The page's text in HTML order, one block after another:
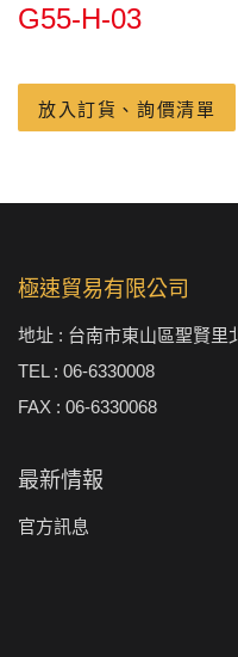
G55-H-03
放入訂貨、詢價清單
極速貿易有限公司
地址 : 台南市東山區聖賢里
TEL : 06-6330008
FAX : 06-6330068
最新情報
官方訊息